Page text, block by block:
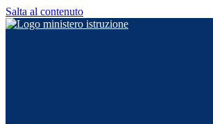
Salta al contenuto